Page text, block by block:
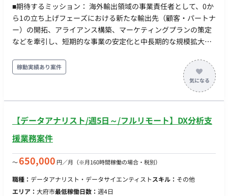
（年間休日127日） リモートワーク：相談可（標準的な例：週3
日リモートワーク、週2日出社） 転籍・出向：なし 勤務地(雇入
直後)：本社（東京都渋谷区代々木）または 武蔵小杉オフィス
☆勤務地(変更の範囲)：会社の定める場所 稼動時間：09:00〜
18:00（コアタイム10:00〜15:00のフルフレックスタイム制度
あり、総労働時間：1ヶ月あたり160時間） 時間外労働：有 年
間固定残業代（66,500円～99,000円）含む（年俸660万円未満
合。年俸660万円以上の場合は管理監督者手当を支給） 昇給：
年2回 賞与：決算賞与あり（業績・寄与度による） 加入保険：
「社会保険完備」（健康保険、厚生年金、雇用保険、労災保
険） 受動喫煙対策：あり 福利厚生・待遇： ・確定拠出年金制
度 ・インフルエンザ予防接種補助 ・結婚お祝い金 ・65歳定年
■期待するミッション： 海外輸出領域の事業責任者として、0か
ら1の立ち上げフェーズにおける新たな輸出先（顧客・パートナ
ー）の開拓、アライアンス構築、マーケティングプランの策定
などを牽引し、短期的な事業の安定化と中長期的な規模拡大
程： ・新たな輸出先（顧客・パートナー）の開拓およびアライ
アンス構築 ・各国の事情に即した車両調達スキームの確立 ・自
社広告サイトのグロースチームと協業したマーケティングプラ
ンの策定 ・KPI管理、PL管理および経営陣への定量・ロジカル
含む）のハンズオン対応 稼働時間について 月100時間以上 オン
ボーディング期間は出社となります。（以降はリモート稼働想
稼動実績あり案件
【データアナリスト/週5日～/フルリモート】DX分析支
援業務案件
〜650,000 円／月 （※月160時間稼働の場合・税別）
職種： データアナリスト・データサイエンティストスキル： その他
エリア： 大府市最低稼働日数： 週4日